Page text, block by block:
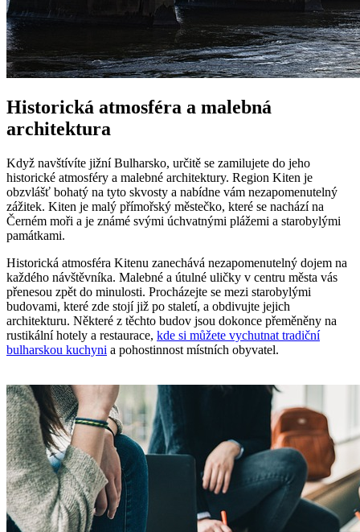
Historická atmosféra a malebná
architektura
Když navštívíte jižní Bulharsko, určitě se zamilujete do jeho
historické atmosféry a malebné architektury. Region Kiten je
obzvlášť bohatý na tyto skvosty a nabídne vám nezapomenutelný
zážitek. Kiten je malý přímořský městečko, které se nachází na
Černém moři a je známé svými úchvatnými plážemi a starobylými
památkami.
Historická atmosféra Kitenu zanechává nezapomenutelný dojem na
každého návštěvníka. Malebné a útulné uličky v centru města vás
přenesou zpět do minulosti. Procházejte se mezi starobylými
budovami, které zde stojí již po staletí, a obdivujte jejich
architekturu. Některé z těchto budov jsou dokonce přeměněny na
rustikální hotely a restaurace, kde si můžete vychutnat tradiční
bulharskou kuchyni a pohostinnost místních obyvatel.